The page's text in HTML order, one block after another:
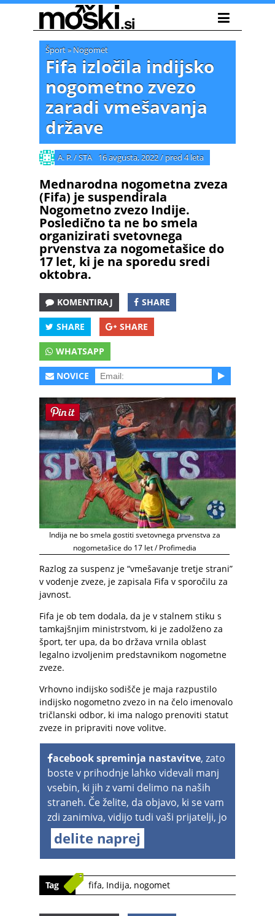
Šport» Nogomet
Fifa izločila indijsko
nogometno zvezo
zaradi vmešavanja
države
A. P. / STA 16 avgusta, 2022/ pred 4 leta
Mednarodna nogometna zveza
(Fifa) je suspendirala
Nogometno zvezo Indije.
Posledično ta ne bo smela
organizirati svetovnega
prvenstva za nogometašice do
17 let, ki je na sporedu sredi
oktobra.
KOMENTIRAJ SHARE
SHARE SHARE
WHATSAPP
NOVICE
Indija ne bo smela gostiti svetovnega prvenstva za
nogometašice do 17 let / Profimedia
Razlog za suspenz je “vmešavanje tretje strani”
v vodenje zveze, je zapisala Fifa v sporočilu za
javnost.
Fifa je ob tem dodala, da je v stalnem stiku s
tamkajšnjim ministrstvom, ki je zadolženo za
šport, ter upa, da bo država vrnila oblast
legalno izvoljenim predstavnikom nogometne
zveze.
Vrhovno indijsko sodišče je maja razpustilo
indijsko nogometno zvezo in na čelo imenovalo
tričlanski odbor, ki ima nalogo prenoviti statut
zveze in pripraviti nove volitve.
acebook spreminja nastavitve, zato
boste v prihodnje lahko videvali manj
vsebin, ki jih z vami delimo na naših
straneh. Če želite, da objavo, ki se vam
zdi zanimiva, vidijo tudi vaši prijatelji, jo
delite naprej
Tag fifa, Indija, nogomet